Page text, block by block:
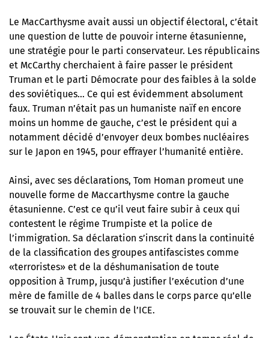
Le MacCarthysme avait aussi un objectif électoral, c’était
une question de lutte de pouvoir interne étasunienne,
une stratégie pour le parti conservateur. Les républicains
et McCarthy cherchaient à faire passer le président
Truman et le parti Démocrate pour des faibles à la solde
des soviétiques… Ce qui est évidemment absolument
faux. Truman n’était pas un humaniste naïf en encore
moins un homme de gauche, c’est le président qui a
notamment décidé d’envoyer deux bombes nucléaires
sur le Japon en 1945, pour effrayer l’humanité entière.
Ainsi, avec ses déclarations, Tom Homan promeut une
nouvelle forme de Maccarthysme contre la gauche
étasunienne. C’est ce qu’il veut faire subir à ceux qui
contestent le régime Trumpiste et la police de
l’immigration. Sa déclaration s’inscrit dans la continuité
de la classification des groupes antifascistes comme
«terroristes» et de la déshumanisation de toute
opposition à Trump, jusqu’à justifier l’exécution d’une
mère de famille de 4 balles dans le corps parce qu’elle
se trouvait sur le chemin de l’ICE.